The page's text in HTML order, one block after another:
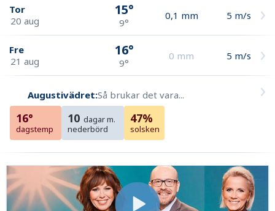
Tor
20 aug
15°
9°
0,1 mm 5 m/s
Fre
21 aug
16°
9°
0 mm 5 m/s
Augustivädret:Så brukar det vara...
16°
dagstemp
10 dagar m.
nederbörd
47%
solsken